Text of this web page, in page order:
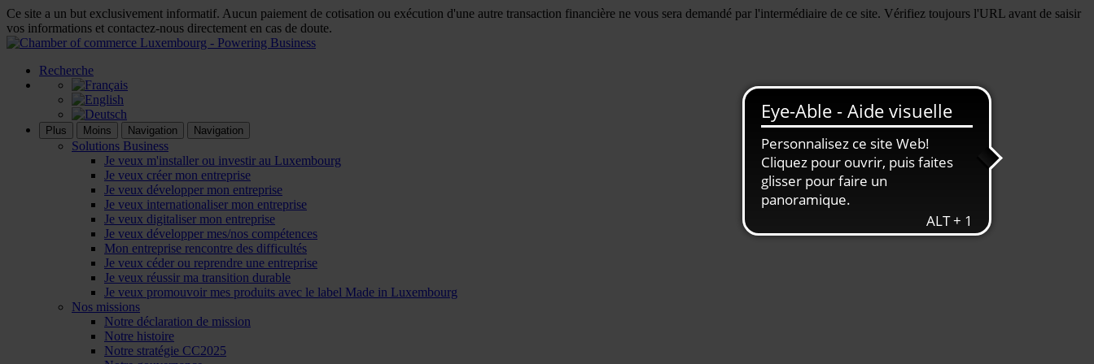
Ce site a un but exclusivement informatif. Aucun paiement de cotisation ou exécution d'une autre transaction financière ne vous sera demandé par l'intermédiaire de ce site. Vérifiez toujours l'URL avant de saisir
vos informations et contactez-nous directement en cas de doute.
Recherche
Plus Moins Navigation Navigation
Solutions Business
Je veux m'installer ou investir au Luxembourg
Je veux créer mon entreprise
Je veux développer mon entreprise
Je veux internationaliser mon entreprise
Je veux digitaliser mon entreprise
Je veux développer mes/nos compétences
Mon entreprise rencontre des difficultés
Je veux céder ou reprendre une entreprise
Je veux réussir ma transition durable
Je veux promouvoir mes produits avec le label Made in Luxembourg
Nos missions
Notre déclaration de mission
Notre histoire
Notre stratégie CC2025